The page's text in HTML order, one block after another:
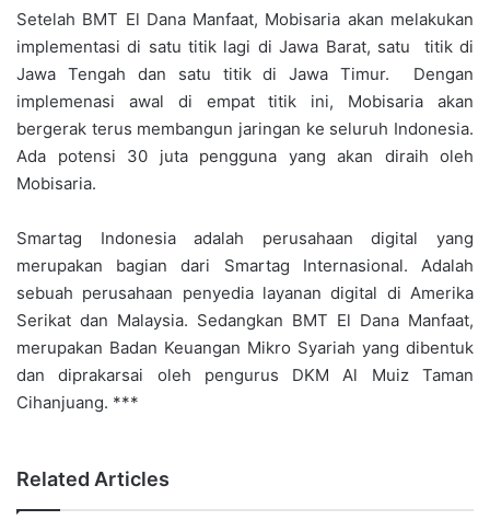
Setelah BMT El Dana Manfaat, Mobisaria akan melakukan
implementasi di satu titik lagi di Jawa Barat, satu titik di
Jawa Tengah dan satu titik di Jawa Timur. Dengan
implemenasi awal di empat titik ini, Mobisaria akan
bergerak terus membangun jaringan ke seluruh Indonesia.
Ada potensi 30 juta pengguna yang akan diraih oleh
Mobisaria.
Smartag Indonesia adalah perusahaan digital yang
merupakan bagian dari Smartag Internasional. Adalah
sebuah perusahaan penyedia layanan digital di Amerika
Serikat dan Malaysia. Sedangkan BMT El Dana Manfaat,
merupakan Badan Keuangan Mikro Syariah yang dibentuk
dan diprakarsai oleh pengurus DKM Al Muiz Taman
Cihanjuang. ***
Related Articles